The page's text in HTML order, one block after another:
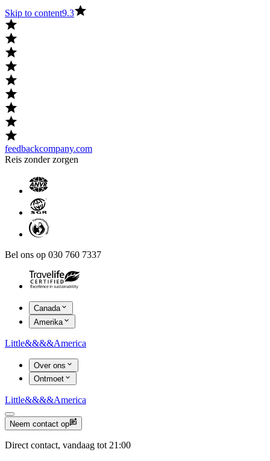
Skip to content9.3
feedbackcompany.com
Reis zonder zorgen
Bel ons op 030 760 7337
Canada
Amerika
Little&&&&America
Over ons
Ontmoet
Little&&&&America
Neem contact op
Direct contact, vandaag tot 21:00